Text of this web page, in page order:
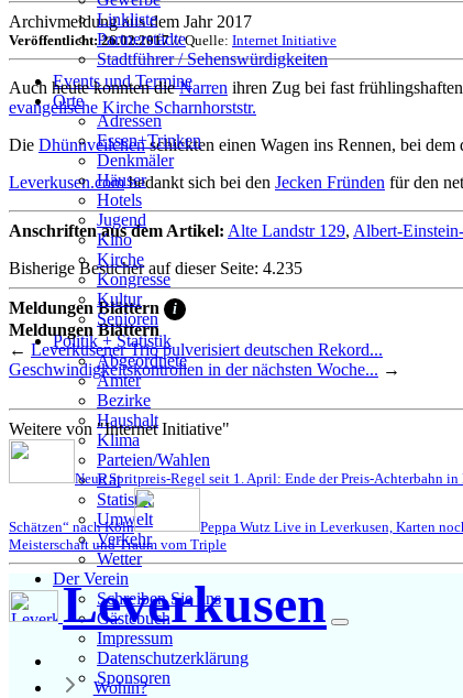
Linkliste
Partnerstädte
Stadtführer / Sehenswürdigkeiten
Stadtplan
Stadtteile
Sport
Who is who
Wohnen
Events und Termine
Orte
Adressen
Essen+Trinken
Denkmäler
Häuser
Hotels
Jugend
Kino
Kirche
Kongresse
Kultur
Senioren
Stadtführer
Straßen
Politik + Statistik
Abgeordnete
Ämter
Bezirke
Haushalt
Klima
Parteien/Wahlen
Rat
Statistik
Umwelt
Verkehr
Wetter
Der Verein
Schreiben Sie uns
Gästebuch
Impressum
Datenschutzerklärung
Sponsoren
Archivmeldung aus dem Jahr 2017
Veröffentlicht: 26.02.2017// Quelle: Internet Initiative
Auch heute konnten dieNarren ihren Zug bei fast
evangelische Kirche Scharnhorststr.
Die Dhünnveilchenschickten einen Wagen ins Rennen, bei dem
Leverkusen.combedankt sich bei den Jecken Fründen für den
Anschriften aus dem Artikel: Alte Landstr 129, Albert-
Bisherige Besucher auf dieser Seite: 4.235
Meldungen Blättern i
Meldungen Blättern
← Leverkusener Trio pulverisiert deutschen Rekord...
Geschwindigkeitskontrollen in der nächsten Woche... →
Weitere von "Internet Initiative"
Neue Spritpreis-Regel seit 1. April: Ende der Preis-Achterbahn in
Schätzen“ nach Köln Peppa Wutz Live in Leverkusen, Karten
Meisterschaft und Traum vom Triple
Leverkusen
Wohin?